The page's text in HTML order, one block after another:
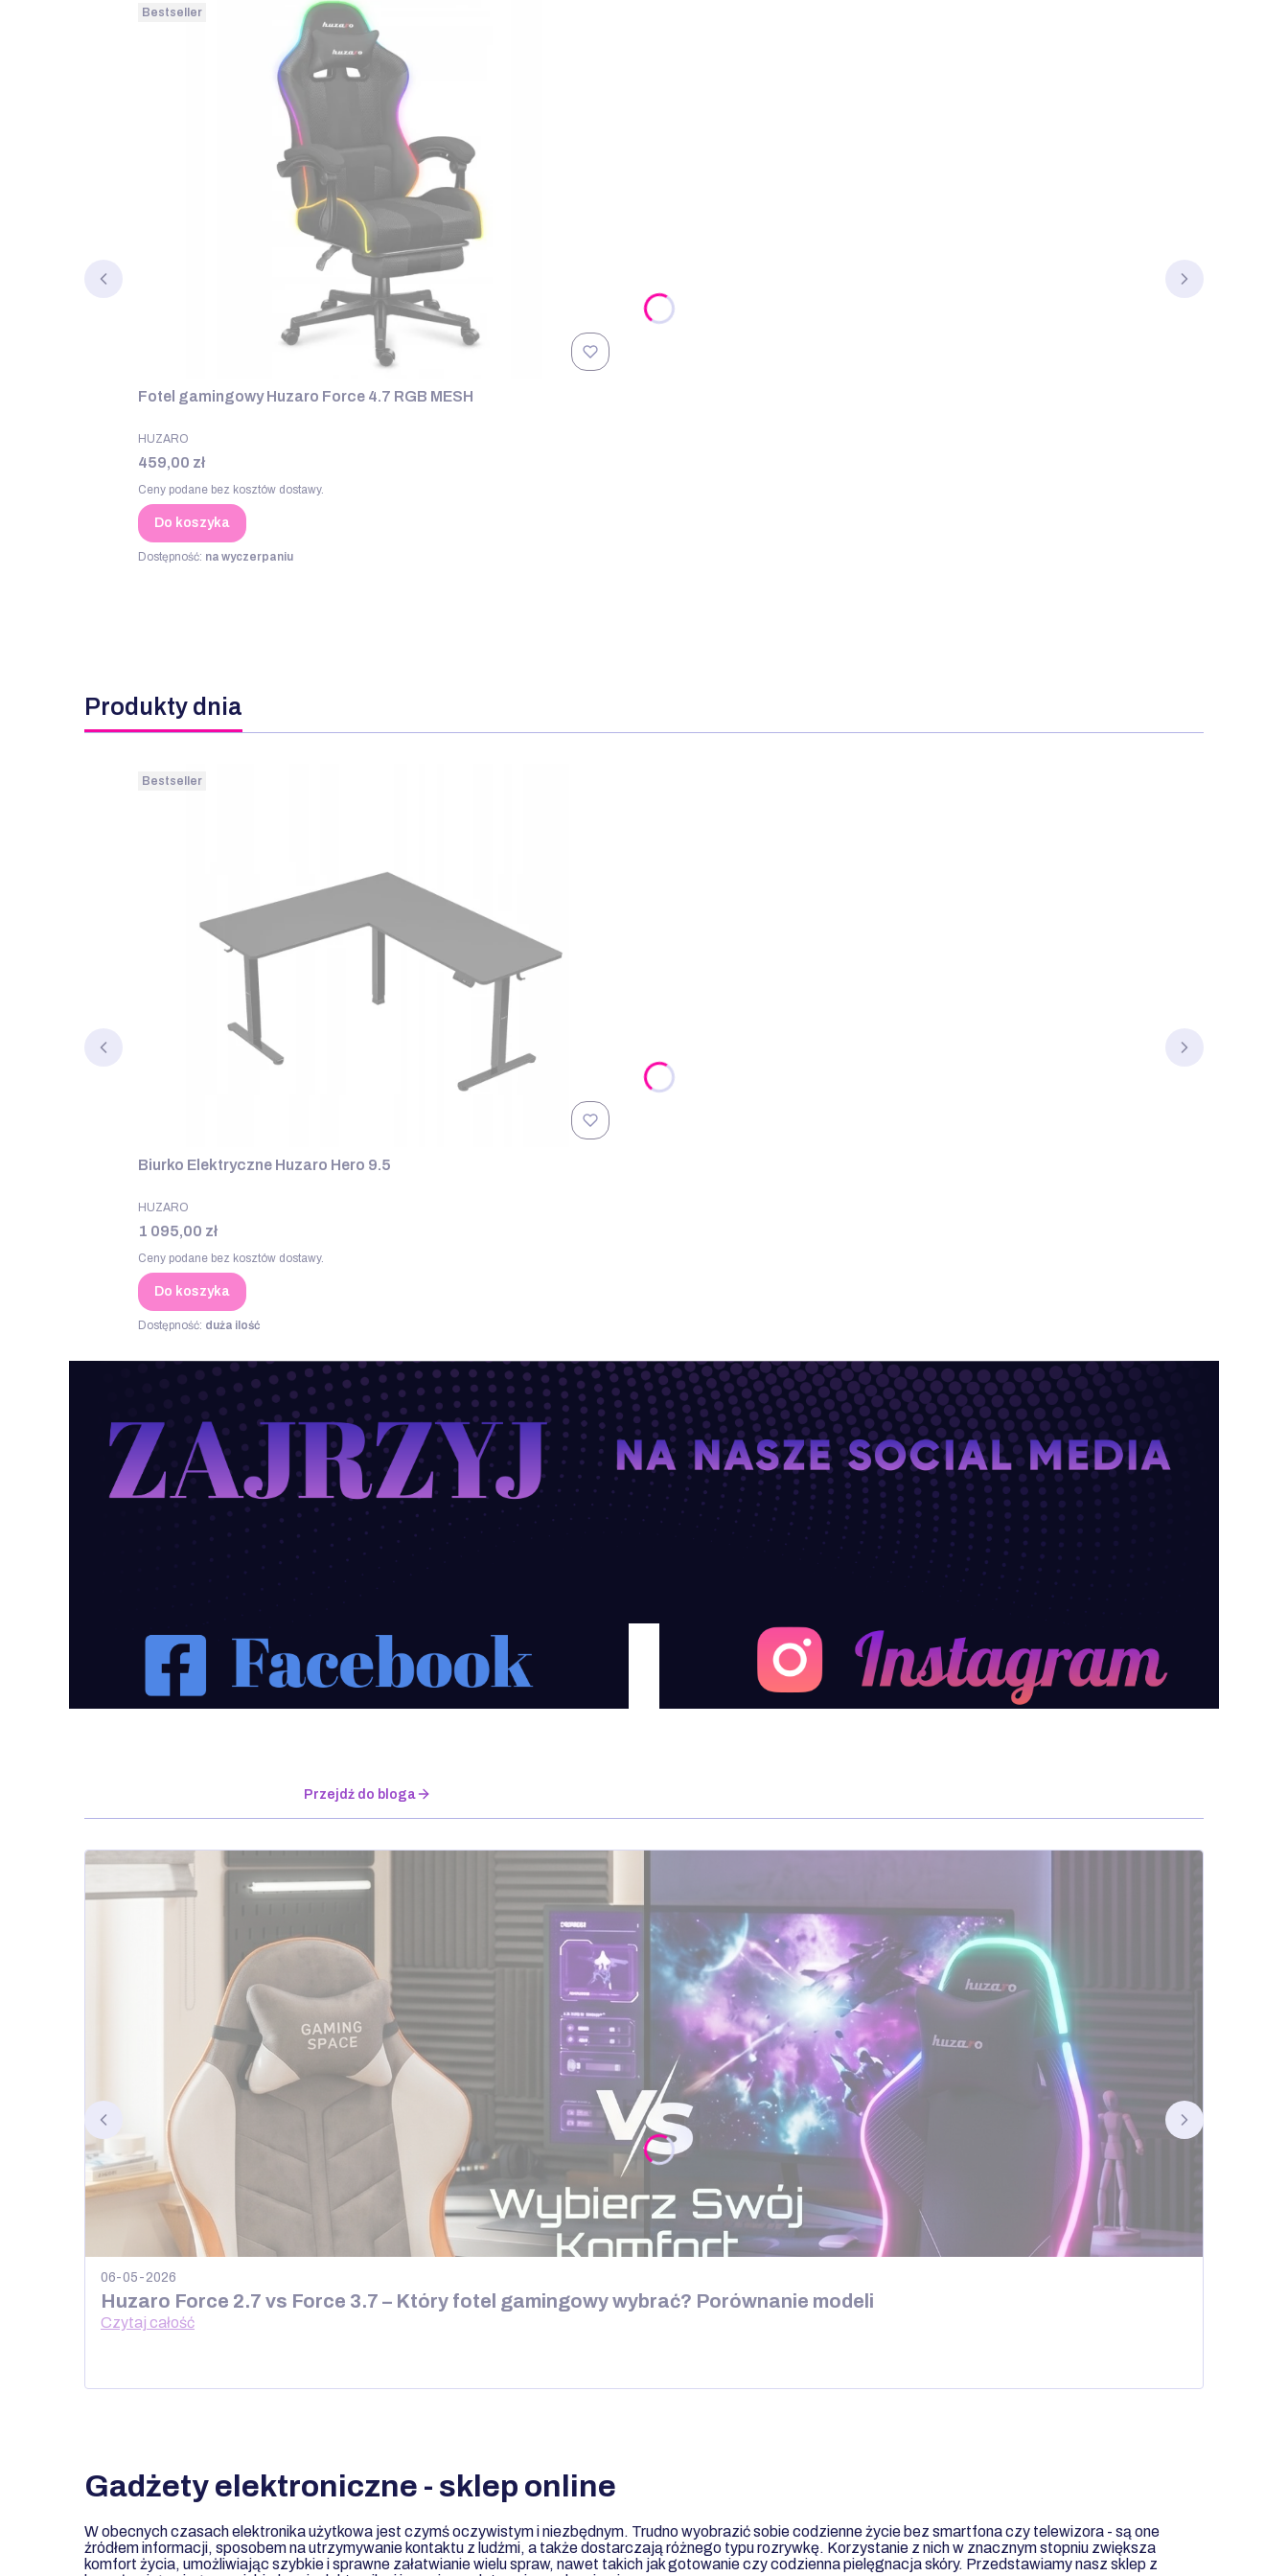
Bestseller
Fotel gamingowy Huzaro Force 4.7 RGB MESH
PRODUCENT
HUZARO
Cena
459,00 zł
Ceny podane bez kosztów dostawy.
Do koszyka
Dostępność: na wyczerpaniu
Produkty dnia
Bestseller
Biurko Elektryczne Huzaro Hero 9.5
PRODUCENT
HUZARO
Cena
1 095,00 zł
Ceny podane bez kosztów dostawy.
Do koszyka
Dostępność: duża ilość
Przejdź do bloga
06-05-2026
Huzaro Force 2.7 vs Force 3.7 – Który fotel gamingowy wybrać? Porównanie modeli
Czytaj całość
Gadżety elektroniczne - sklep online
W obecnych czasach elektronika użytkowa jest czymś oczywistym i niezbędnym. Trudno wyobrazić sobie codzienne życie bez smartfona czy telewizora - są one
źródłem informacji, sposobem na utrzymywanie kontaktu z ludźmi, a także dostarczają różnego typu rozrywkę. Korzystanie z nich w znacznym stopniu zwiększa
komfort życia, umożliwiając szybkie i sprawne załatwianie wielu spraw, nawet takich jak gotowanie czy codzienna pielęgnacja skóry. Przedstawiamy nasz sklep z